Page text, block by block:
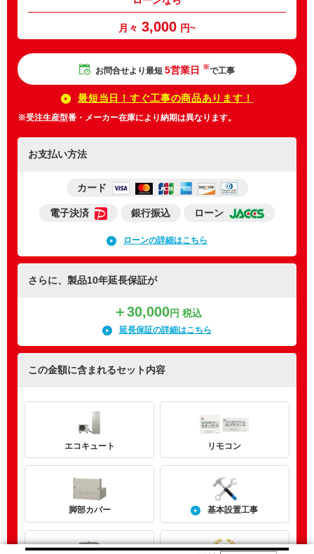
月々 3,000 円~
お問合せより最短 5営業日 ※で工事
最短当日！すぐ工事の商品あります！
※受注生産型番・メーカー在庫により納期は異なります。
お支払い方法
カード
電子決済 銀行振込 ローン
ローンの詳細はこちら
さらに、製品10年延長保証が
＋30,000円 税込
延長保証の詳細はこちら
この金額に含まれるセット内容
エコキュート リモコン
脚部カバー 基本設置工事